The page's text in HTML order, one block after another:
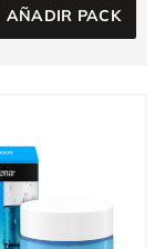
AÑADIR PACK